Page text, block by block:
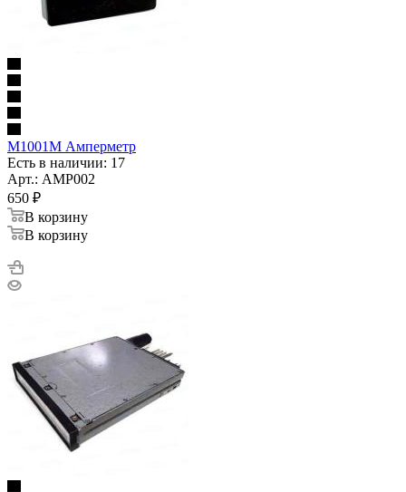
М1001М Амперметр
Есть в наличии: 17
Арт.: AMP002
650 ₽
В корзину
В корзину